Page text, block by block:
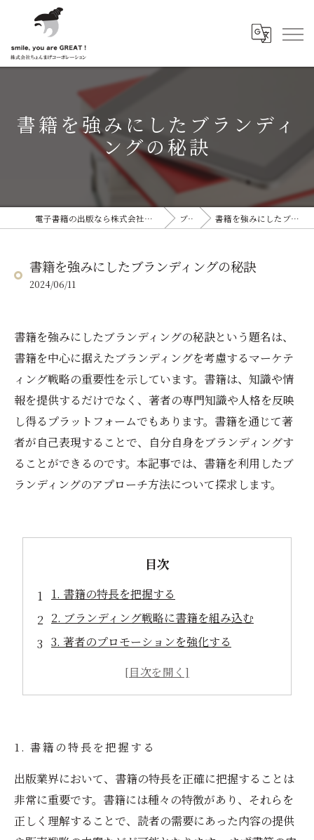
書籍を強みにしたブランディ
ングの秘訣
電子書籍の出版なら株式会社ちょんまげコーポレーション ブログ 書籍を強みにしたブランディングの秘訣
書籍を強みにしたブランディングの秘訣
2024/06/11
書籍を強みにしたブランディングの秘訣という題名は、
書籍を中心に据えたブランディングを考慮するマーケテ
ィング戦略の重要性を示しています。書籍は、知識や情
報を提供するだけでなく、著者の専門知識や人格を反映
し得るプラットフォームでもあります。書籍を通じて著
者が自己表現することで、自分自身をブランディングす
ることができるのです。本記事では、書籍を利用したブ
ランディングのアプローチ方法について探求します。
目次
1. 書籍の特長を把握する
2. ブランディング戦略に書籍を組み込む
3. 著者のプロモーションを強化する
4. 書籍を活用したマーケティング戦略の構築
1. 書籍の特長を把握する
出版業界において、書籍の特長を正確に把握することは
非常に重要です。書籍には種々の特徴があり、それらを
正しく理解することで、読者の需要にあった内容の提供